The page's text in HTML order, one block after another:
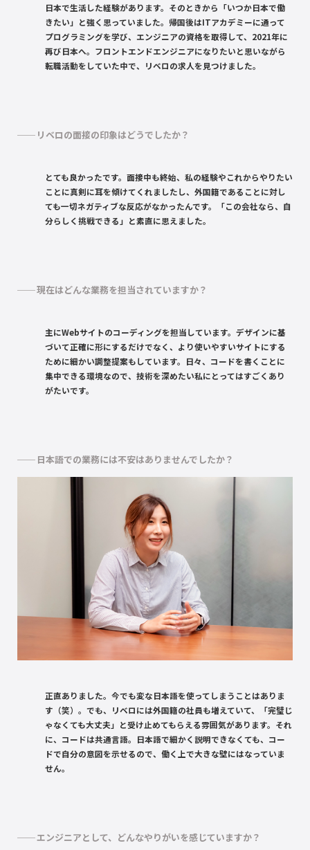
日本で生活した経験があります。そのときから「いつか日本で働
きたい」と強く思っていました。帰国後はITアカデミーに通って
プログラミングを学び、エンジニアの資格を取得して、2021年に
再び日本へ。フロントエンドエンジニアになりたいと思いながら
転職活動をしていた中で、リベロの求人を見つけました。
リベロの面接の印象はどうでしたか？
とても良かったです。面接中も終始、私の経験やこれからやりたい
ことに真剣に耳を傾けてくれましたし、外国籍であることに対し
ても一切ネガティブな反応がなかったんです。「この会社なら、自
分らしく挑戦できる」と素直に思えました。
現在はどんな業務を担当されていますか？
主にWebサイトのコーディングを担当しています。デザインに基
づいて正確に形にするだけでなく、より使いやすいサイトにする
ために細かい調整提案もしています。日々、コードを書くことに
集中できる環境なので、技術を深めたい私にとってはすごくあり
がたいです。
日本語での業務には不安はありませんでしたか？
正直ありました。今でも変な日本語を使ってしまうことはありま
す（笑）。でも、リベロには外国籍の社員も増えていて、「完璧じ
ゃなくても大丈夫」と受け止めてもらえる雰囲気があります。それ
に、コードは共通言語。日本語で細かく説明できなくても、コー
ドで自分の意図を示せるので、働く上で大きな壁にはなっていま
せん。
エンジニアとして、どんなやりがいを感じていますか？